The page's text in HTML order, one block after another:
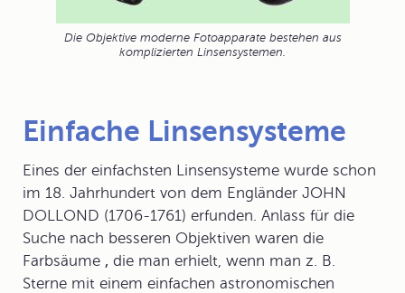
Die Objektive moderne Fotoapparate bestehen aus
komplizierten Linsensystemen.
Einfache Linsensysteme
Eines der einfachsten Linsensysteme wurde schon
im 18. Jahrhundert von dem Engländer JOHN
DOLLOND (1706-1761) erfunden. Anlass für die
Suche nach besseren Objektiven waren die
Farbsäume , die man erhielt, wenn man z. B.
Sterne mit einem einfachen astronomischen